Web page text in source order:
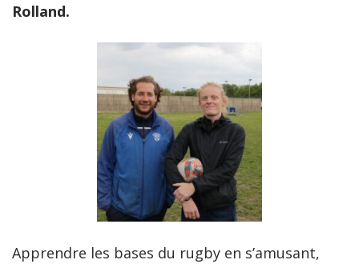
Rolland.
Apprendre les bases du rugby en s’amusant,